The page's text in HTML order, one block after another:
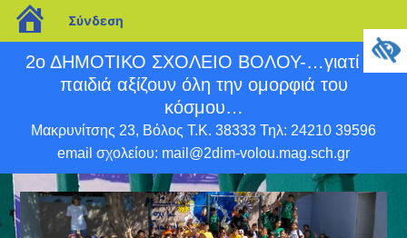
blogs.sch.gr
Σύνδεση
2ο ΔΗΜΟΤΙΚΟ ΣΧΟΛΕΙΟ ΒΟΛΟΥ-…γιατί τα
παιδιά αξίζουν όλη την ομορφιά του
κόσμου…
Μακρυνίτσης 23, Βόλος Τ.Κ. 38333 Τηλ: 24210 39596
email σχολείου: mail@2dim-volou.mag.sch.gr